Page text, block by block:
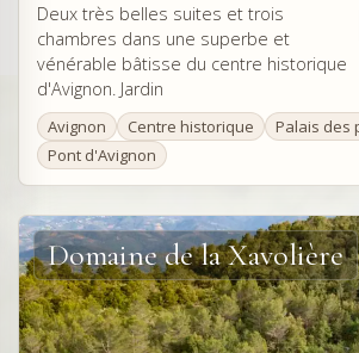
Deux très belles suites et trois
chambres dans une superbe et
vénérable bâtisse du centre historique
d'Avignon. Jardin
Avignon Centre historique
Palais des
Pont d'Avignon
Domaine de la Xavolière